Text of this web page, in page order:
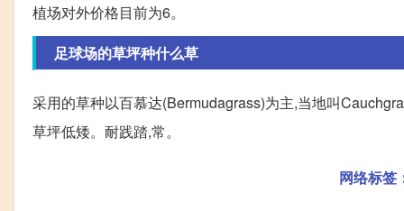
植场对外价格目前为6。
足球场的草坪种什么草
采用的草种以百慕达(Bermudagrass)为主,当地叫
草坪低矮。耐践踏,常。
网络标签